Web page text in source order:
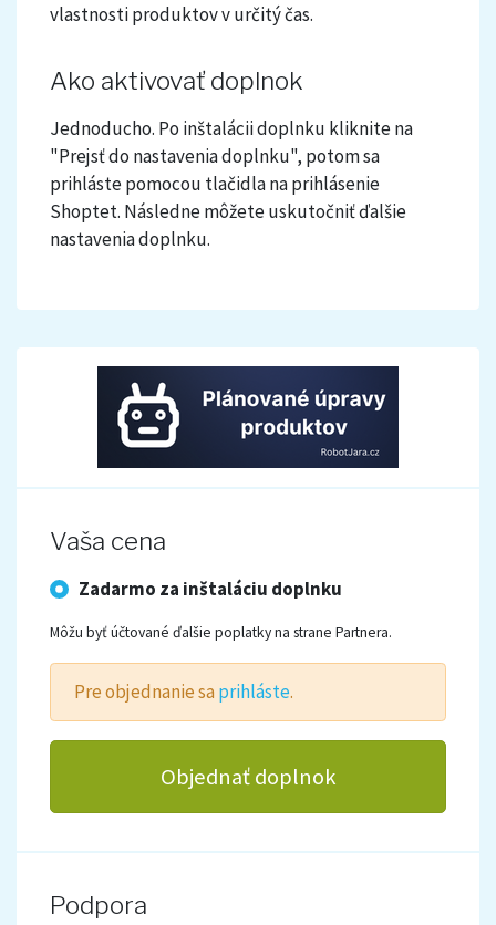
vlastnosti produktov v určitý čas.
Ako aktivovať doplnok
Jednoducho. Po inštalácii doplnku kliknite na
"Prejsť do nastavenia doplnku", potom sa
prihláste pomocou tlačidla na prihlásenie
Shoptet. Následne môžete uskutočniť ďalšie
nastavenia doplnku.
Vaša cena
Zadarmo za inštaláciu doplnku
Môžu byť účtované ďalšie poplatky na strane Partnera.
Pre objednanie sa prihláste.
Objednať doplnok
Podpora